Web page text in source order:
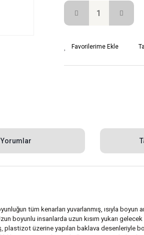
Yorumlar
tüm kenarları yuvarlanmış, ısıyla boyun
boyunlu insanlarda uzun kısım yukarı
üzerine yapılan baklava desenleriyle